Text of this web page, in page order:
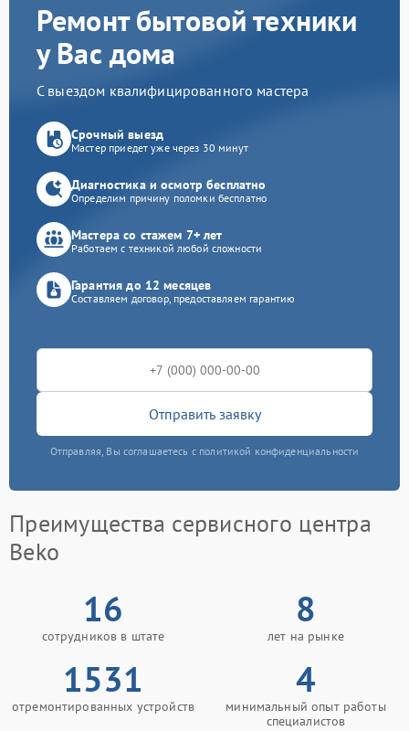
Ремонт бытовой техники
у Вас дома
С выездом квалифицированного мастера
Срочный выезд
Мастер приедет уже через 30 минут
Диагностика и осмотр бесплатно
Определим причину поломки бесплатно
Мастера со стажем 7+ лет
Работаем с техникой любой сложности
Гарантия до 12 месяцев
Составляем договор, предоставляем гарантию
Отправить заявку
Отправляя, Вы соглашаетесь с политикой конфиденциальности
Преимущества сервисного центра
Beko
16
сотрудников в штате
8
лет на рынке
1531
отремонтированных устройств
4
минимальный опыт работы
специалистов